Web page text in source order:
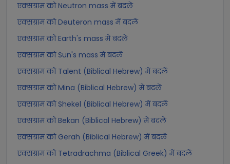
एक्सग्राम को Neutron mass में बदलें
एक्सग्राम को Deuteron mass में बदलें
एक्सग्राम को Earth's mass में बदलें
एक्सग्राम को Sun's mass में बदलें
एक्सग्राम को Talent (Biblical Hebrew) में बदलें
एक्सग्राम को Mina (Biblical Hebrew) में बदलें
एक्सग्राम को Shekel (Biblical Hebrew) में बदलें
एक्सग्राम को Bekan (Biblical Hebrew) में बदलें
एक्सग्राम को Gerah (Biblical Hebrew) में बदलें
एक्सग्राम को Tetradrachma (Biblical Greek) में बदलें